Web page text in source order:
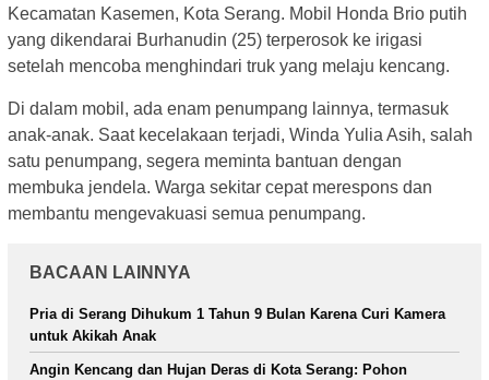
Kecamatan Kasemen, Kota Serang. Mobil Honda Brio putih
yang dikendarai Burhanudin (25) terperosok ke irigasi
setelah mencoba menghindari truk yang melaju kencang.
Di dalam mobil, ada enam penumpang lainnya, termasuk
anak-anak. Saat kecelakaan terjadi, Winda Yulia Asih, salah
satu penumpang, segera meminta bantuan dengan
membuka jendela. Warga sekitar cepat merespons dan
membantu mengevakuasi semua penumpang.
BACAAN LAINNYA
Pria di Serang Dihukum 1 Tahun 9 Bulan Karena Curi Kamera
untuk Akikah Anak
Angin Kencang dan Hujan Deras di Kota Serang: Pohon